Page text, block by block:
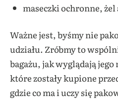
maseczki ochronne,
Ważne jest, byśmy nie
udziału. Zróbmy to
bagażu, jak wyglądają jego
które zostały kupione
gdzie co ma i uczy się